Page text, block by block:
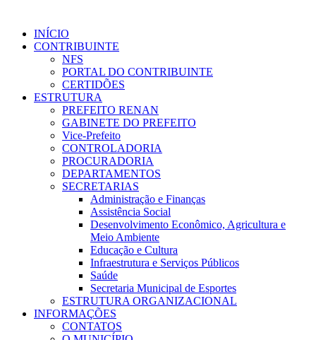
INÍCIO
CONTRIBUINTE
NFS
PORTAL DO CONTRIBUINTE
CERTIDÕES
ESTRUTURA
PREFEITO RENAN
GABINETE DO PREFEITO
Vice-Prefeito
CONTROLADORIA
PROCURADORIA
DEPARTAMENTOS
SECRETARIAS
Administração e Finanças
Assistência Social
Desenvolvimento Econômico, Agricultura e
Meio Ambiente
Educação e Cultura
Infraestrutura e Serviços Públicos
Saúde
Secretaria Municipal de Esportes
ESTRUTURA ORGANIZACIONAL
INFORMAÇÕES
CONTATOS